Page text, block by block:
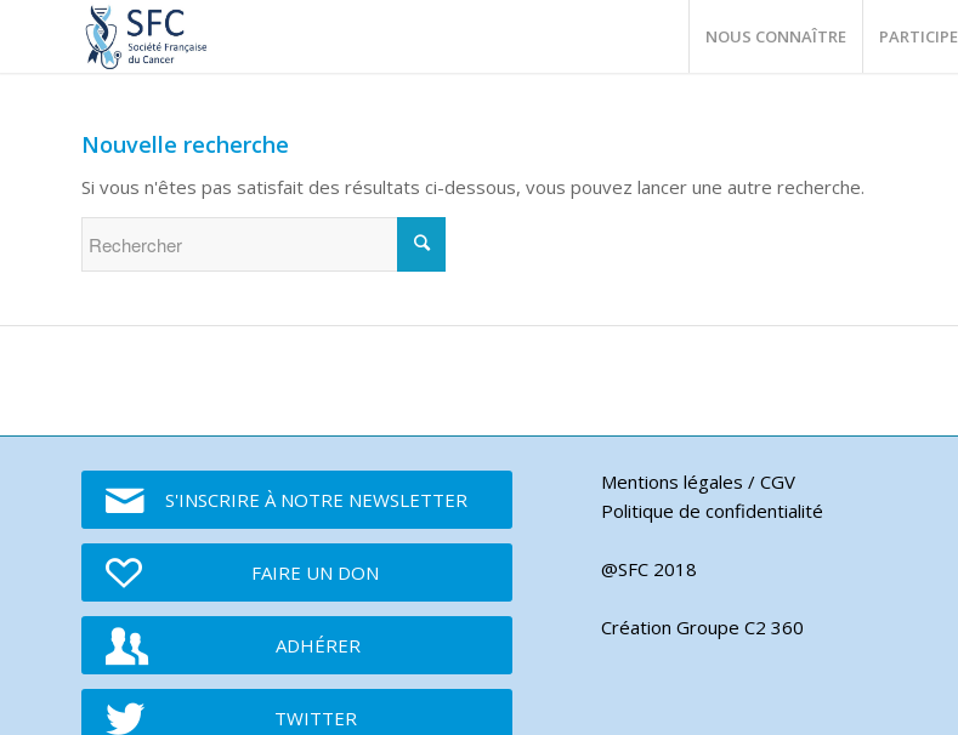
NOUS CONNAÎTRE
Nouvelle recherche
Si vous n'êtes pas satisfait des résultats ci-dessous, vous pouvez lancer une autre recherche.
S'INSCRIRE À NOTRE NEWSLETTER
FAIRE UN DON
ADHÉRER
TWITTER
Mentions légales / CGV
Politique de confidentialité
@SFC 2018
Création Groupe C2 360